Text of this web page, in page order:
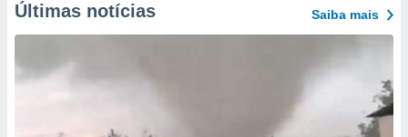
Últimas notícias Saiba mais